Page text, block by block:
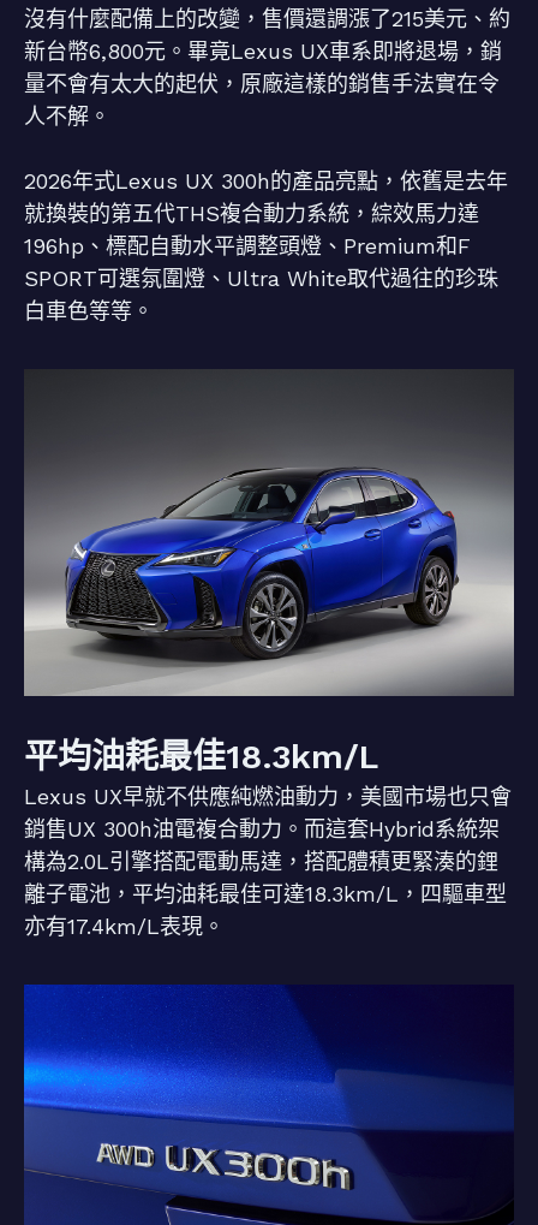
沒有什麼配備上的改變，售價還調漲了215美元、約
新台幣6,800元。畢竟Lexus UX車系即將退場，銷
量不會有太大的起伏，原廠這樣的銷售手法實在令
人不解。
2026年式Lexus UX 300h的產品亮點，依舊是去年
就換裝的第五代THS複合動力系統，綜效馬力達
196hp、標配自動水平調整頭燈、Premium和F
SPORT可選氛圍燈、Ultra White取代過往的珍珠
白車色等等。
平均油耗最佳18.3km/L
Lexus UX早就不供應純燃油動力，美國市場也只會
銷售UX 300h油電複合動力。而這套Hybrid系統架
構為2.0L引擎搭配電動馬達，搭配體積更緊湊的鋰
離子電池，平均油耗最佳可達18.3km/L，四驅車型
亦有17.4km/L表現。